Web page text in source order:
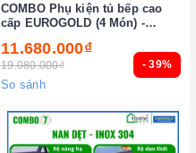
- 39%
COMBO Phụ kiện tủ bếp cao
cấp EUROGOLD (4 Món) -
11.680.000₫
19.080.000₫
So sánh